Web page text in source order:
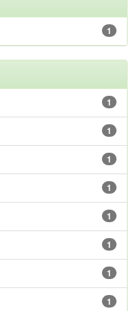
1
1
1
1
1
1
1
1
1